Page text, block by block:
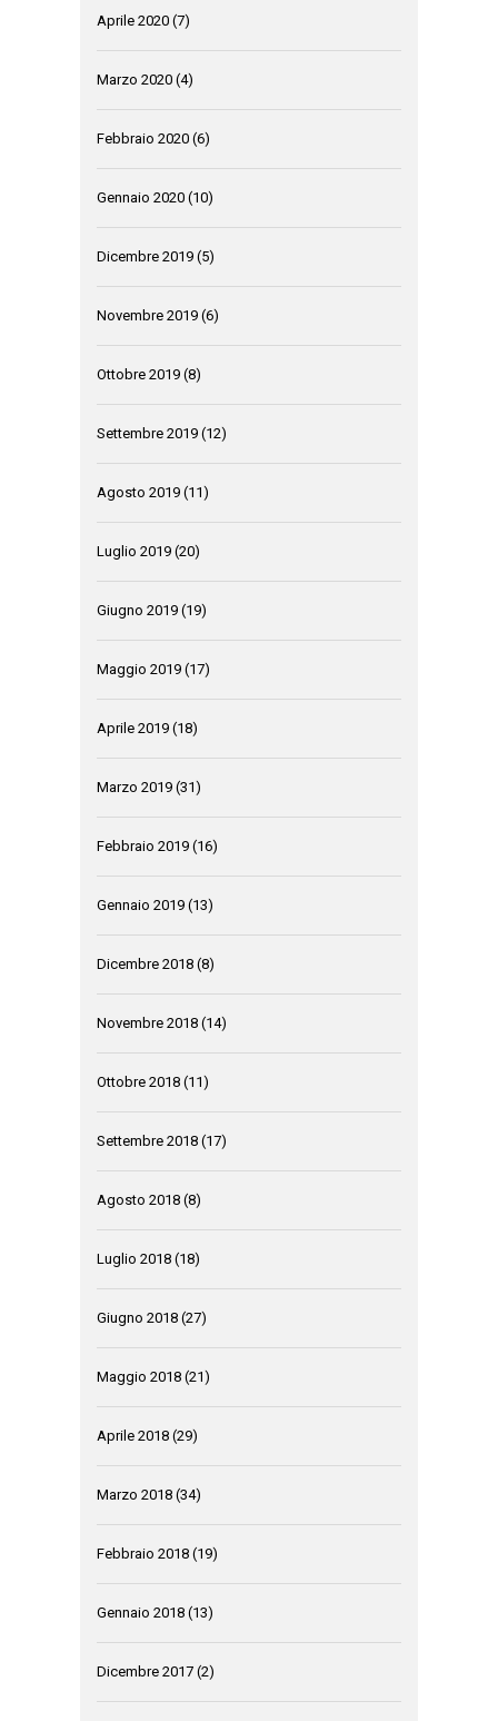
Aprile 2020 (7)
Marzo 2020 (4)
Febbraio 2020 (6)
Gennaio 2020 (10)
Dicembre 2019 (5)
Novembre 2019 (6)
Ottobre 2019 (8)
Settembre 2019 (12)
Agosto 2019 (11)
Luglio 2019 (20)
Giugno 2019 (19)
Maggio 2019 (17)
Aprile 2019 (18)
Marzo 2019 (31)
Febbraio 2019 (16)
Gennaio 2019 (13)
Dicembre 2018 (8)
Novembre 2018 (14)
Ottobre 2018 (11)
Settembre 2018 (17)
Agosto 2018 (8)
Luglio 2018 (18)
Giugno 2018 (27)
Maggio 2018 (21)
Aprile 2018 (29)
Marzo 2018 (34)
Febbraio 2018 (19)
Gennaio 2018 (13)
Dicembre 2017 (2)